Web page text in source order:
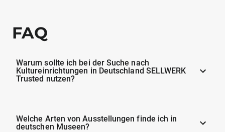
FAQ
Warum sollte ich bei der Suche nach
Kultureinrichtungen in Deutschland SELLWERK
Trusted nutzen?
Welche Arten von Ausstellungen finde ich in
deutschen Museen?